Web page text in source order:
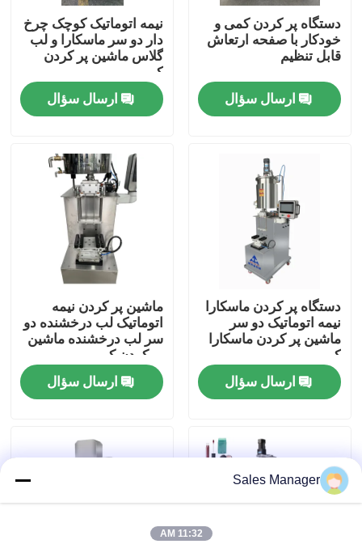
فیلم های
دربارهی ما
کارخانه تور
کنترل کیفیت
درخواست نقل قول
ماشین پر کردن آوتوماتیک لب ها
ماشین پر کردن ماسکارا
دستگاه پر کردن کمی و
خودکار با صفحه ارتعاش
قابل تنظیم
ارسال سؤال
نیمه اتوماتیک کوچک چرخ
دار دو سر ماسکارا و لب
گلاس ماشین پر کردن
کمی
ارسال سؤال
دستگاه پر کردن ماسکارا
نیمه اتوماتیک دو سر
ماشین پر کردن ماسکارا
کمی
ارسال سؤال
ماشین پر کردن نیمه
اتوماتیک لب درخشنده دو
سر لب درخشنده ماشین
پر کردن کمی
ارسال سؤال
Sales Manager
11:32 AM